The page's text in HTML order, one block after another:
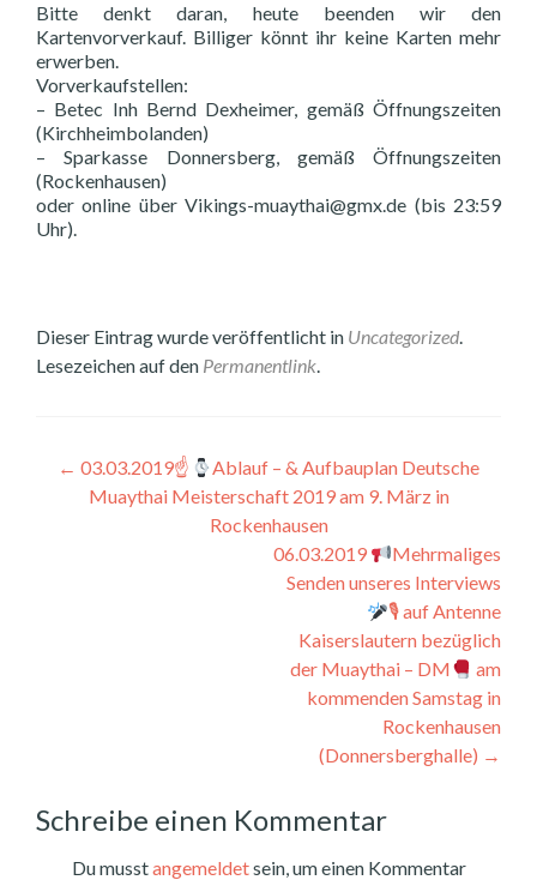
Bitte denkt daran, heute beenden wir den
Kartenvorverkauf. Billiger könnt ihr keine Karten mehr
erwerben.
Vorverkaufstellen:
– Betec Inh Bernd Dexheimer, gemäß Öffnungszeiten
(Kirchheimbolanden)
– Sparkasse Donnersberg, gemäß Öffnungszeiten
(Rockenhausen)
oder online über Vikings-muaythai@gmx.de (bis 23:59
Uhr).
Dieser Eintrag wurde veröffentlicht in Uncategorized.
Lesezeichen auf den Permanentlink.
Beitragsnavigation
← 03.03.2019☝
Ablauf – & Aufbauplan Deutsche
Muaythai Meisterschaft 2019 am 9. März in
Rockenhausen
06.03.2019
Mehrmaliges
Senden unseres Interviews
🎙 auf Antenne
Kaiserslautern bezüglich
der Muaythai – DM
am
kommenden Samstag in
Rockenhausen
(Donnersberghalle) →
Schreibe einen Kommentar
Du musstangemeldetsein, um einen Kommentar